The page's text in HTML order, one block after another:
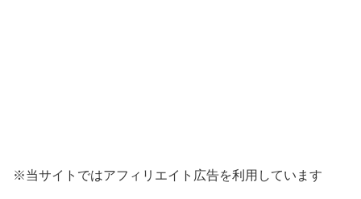
※当サイトではアフィリエイト広告を利用しています